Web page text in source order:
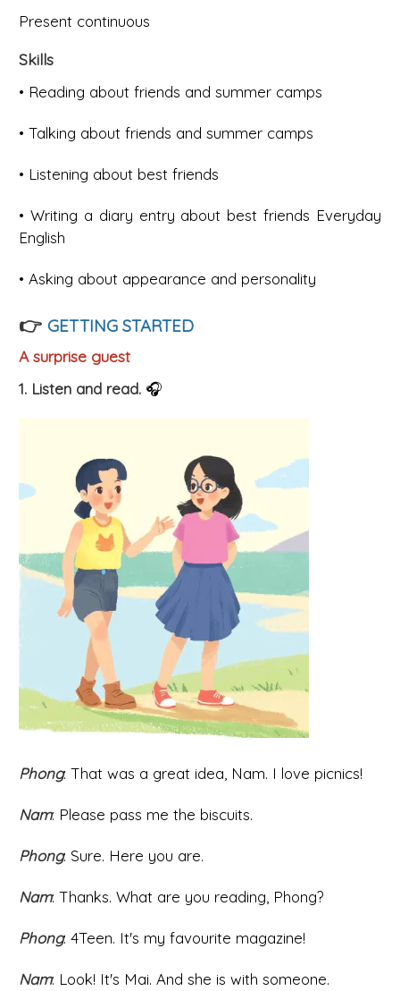
Present continuous
Skills
• Reading about friends and summer camps
• Talking about friends and summer camps
• Listening about best friends
• Writing a diary entry about best friends Everyday
English
• Asking about appearance and personality
👉 GETTING STARTED
A surprise guest
1. Listen and read. 🎧
Phong: That was a great idea, Nam. I love picnics!
Nam: Please pass me the biscuits.
Phong: Sure. Here you are.
Nam: Thanks. What are you reading, Phong?
Phong: 4Teen. It's my favourite magazine!
Nam: Look! It's Mai. And she is with someone.